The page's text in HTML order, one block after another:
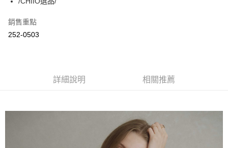
全家取貨付款
每筆NT$60，滿NT$2,000(含以上)免運費
銷售重點
252-0503
詳細說明 相關推薦